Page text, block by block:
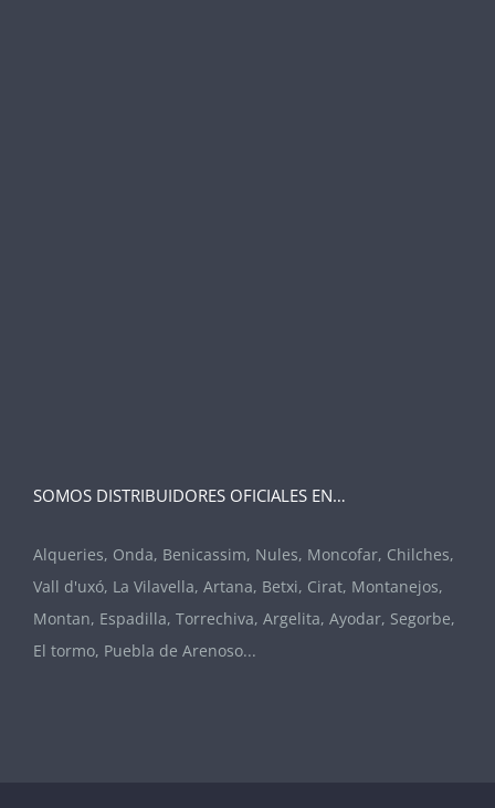
SOMOS DISTRIBUIDORES OFICIALES EN…
Alqueries, Onda, Benicassim, Nules, Moncofar, Chilches,
Vall d'uxó, La Vilavella, Artana, Betxi, Cirat, Montanejos,
Montan, Espadilla, Torrechiva, Argelita, Ayodar, Segorbe,
El tormo, Puebla de Arenoso...